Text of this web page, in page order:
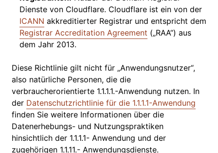
Dienste von Cloudflare. Cloudflare ist ein von der
ICANN akkreditierter Registrar und entspricht dem
Registrar Accreditation Agreement („RAA“) aus
dem Jahr 2013.
Diese Richtlinie gilt nicht für „Anwendungsnutzer“,
also natürliche Personen, die die
verbraucherorientierte 1.1.1.1.-Anwendung nutzen. In
der Datenschutzrichtlinie für die 1.1.1.1-Anwendung
finden Sie weitere Informationen über die
Datenerhebungs- und Nutzungspraktiken
hinsichtlich der 1.1.1.1- Anwendung und der
zugehörigen 1.1.11.- Anwendungsdienste.